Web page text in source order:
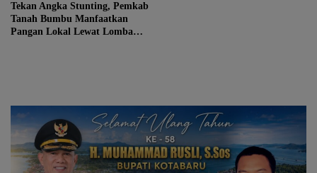
Tekan Angka Stunting, Pemkab
Tanah Bumbu Manfaatkan
Pangan Lokal Lewat Lomba